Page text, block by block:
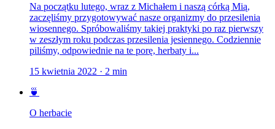
Na początku lutego, wraz z Michałem i naszą córką Mią,
zaczęliśmy przygotowywać nasze organizmy do przesilenia
wiosennego. Spróbowaliśmy takiej praktyki po raz pierwszy
w zeszłym roku podczas przesilenia jesiennego. Codziennie
piliśmy, odpowiednie na te porę, herbaty i...
15 kwietnia 2022 · 2 min
🍵
O herbacie